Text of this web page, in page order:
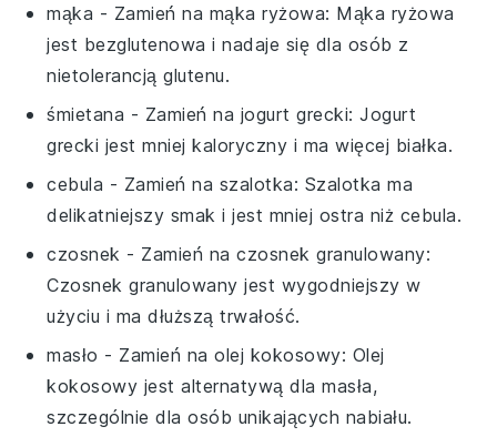
mąka - Zamień na mąka ryżowa: Mąka ryżowa
jest bezglutenowa i nadaje się dla osób z
nietolerancją glutenu.
śmietana - Zamień na jogurt grecki: Jogurt
grecki jest mniej kaloryczny i ma więcej białka.
cebula - Zamień na szalotka: Szalotka ma
delikatniejszy smak i jest mniej ostra niż cebula.
czosnek - Zamień naczosnek granulowany:
Czosnek granulowany jest wygodniejszy w
użyciu i ma dłuższą trwałość.
masło - Zamień naolej kokosowy: Olej
kokosowy jest alternatywą dla masła,
szczególnie dla osób unikających nabiału.